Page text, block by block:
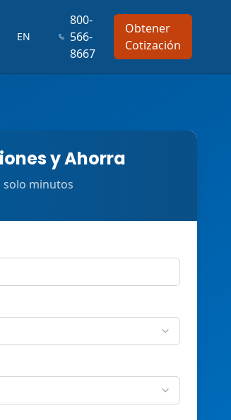
EN
800-
566-
8667
Obtener
Cotización
y Ahorra
solo minutos